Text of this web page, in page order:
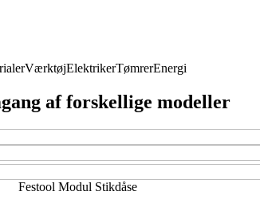
VærktøjElektrikerTømrerEnergi
af forskellige modeller
Festool Modul Stikdåse